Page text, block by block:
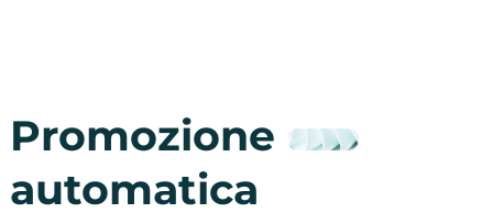
Promozione
automatica